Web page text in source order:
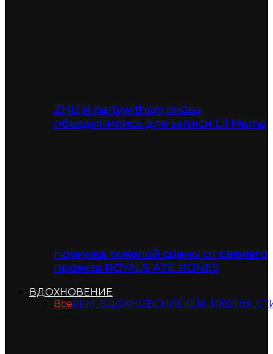
ZHU и partywithray снова
объединились для записи Lil Mama
Новинка тяжелой сцены от свежего
проекта ROYALS ATE BONES
ВДОХНОВЕНИЕ
Все#ЕМ_ВДОХНОВЕНИЕ